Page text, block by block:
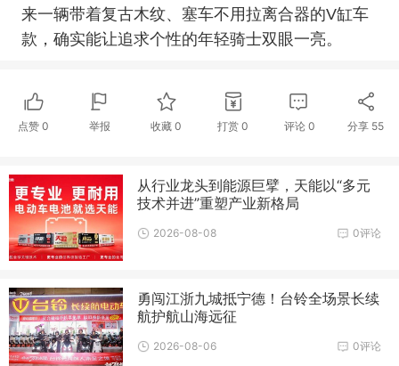
来一辆带着复古木纹、塞车不用拉离合器的V缸车
款，确实能让追求个性的年轻骑士双眼一亮。
点赞 0 举报 收藏0 打赏 0 评论 0 分享 55
从行业龙头到能源巨擘，天能以“多元
技术并进”重塑产业新格局
0评论
2026-08-08
勇闯江浙九城抵宁德！台铃全场景长续
航护航山海远征
0评论
2026-08-06